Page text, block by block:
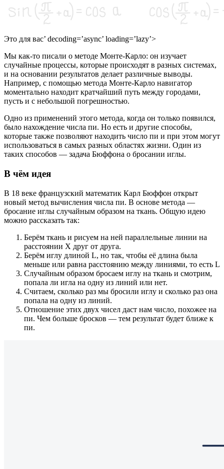
Это для вас’ decoding=’async’ loading=’lazy’>
Мы как-то писали о методе Монте-Карло: он изучает
случайные процессы, которые происходят в разных системах,
и на основании результатов делает различные выводы.
Например, с помощью метода Монте-Карло навигатор
моментально находит кратчайший путь между городами,
пусть и с небольшой погрешностью.
Одно из применений этого метода, когда он только появился,
было нахождение числа пи. Но есть и другие способы,
которые также позволяют находить число пи и при этом могут
использоваться в самых разных областях жизни. Один из
таких способов — задача Бюффона о бросании иглы.
В чём идея
В 18 веке французский математик Карл Бюффон открыт
новый метод вычисления числа пи. В основе метода —
бросание иглы случайным образом на ткань. Общую идею
можно рассказать так:
Берём ткань и рисуем на ней параллельные линии на
расстоянии X друг от друга.
Берём иглу длиной L, но так, чтобы её длина была
меньше или равна расстоянию между линиями, то есть L
Случайным образом бросаем иглу на ткань и смотрим,
попала ли игла на одну из линий или нет.
Считаем, сколько раз мы бросили иглу и сколько раз она
попала на одну из линий.
Отношение этих двух чисел даст нам число, похожее на
пи. Чем больше бросков — тем результат будет ближе к
пи.